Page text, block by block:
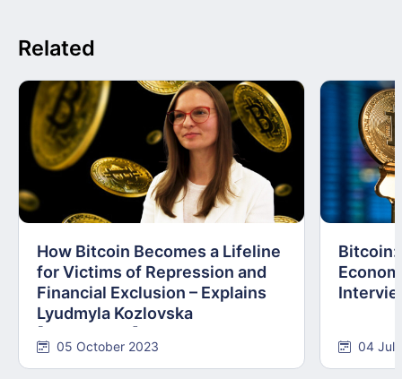
Related
How Bitcoin Becomes a Lifeline
for Victims of Repression and
Financial Exclusion – Explains
Lyudmyla Kozlovska
05 October 2023
Bitcoin:
04